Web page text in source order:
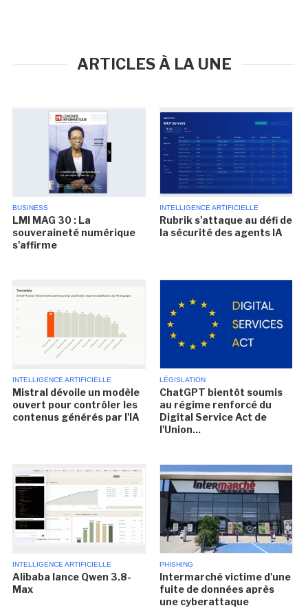
ARTICLES À LA UNE
BUSINESS
LMI MAG 30 : La
souveraineté numérique
s'affirme
INTELLIGENCE ARTIFICIELLE
Rubrik s'attaque au défi de
la sécurité des agents IA
INTELLIGENCE ARTIFICIELLE
Mistral dévoile un modèle
ouvert pour contrôler les
contenus générés par l'IA
LÉGISLATION
ChatGPT bientôt soumis
au régime renforcé du
Digital Service Act de
l'Union...
INTELLIGENCE ARTIFICIELLE
Alibaba lance Qwen 3.8-
Max
PHISHING
Intermarché victime d'une
fuite de données après
une cyberattaque